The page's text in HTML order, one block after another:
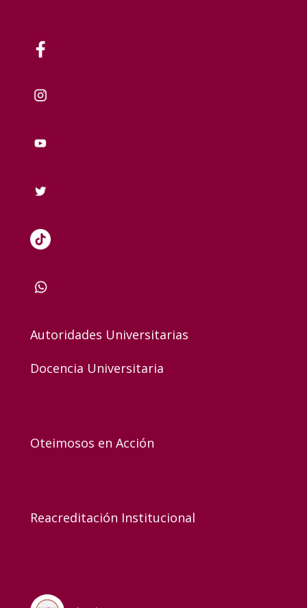
Autoridades Universitarias
Docencia Universitaria
Oteimosos en Acción
Reacreditación Institucional